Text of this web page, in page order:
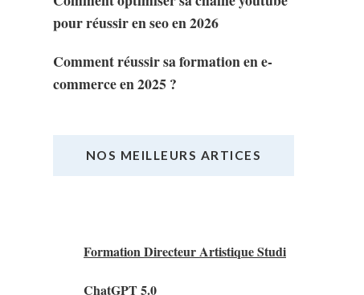
pour réussir en seo en 2026
Comment réussir sa formation en e-
commerce en 2025 ?
NOS MEILLEURS ARTICES
Formation Directeur Artistique Studi
ChatGPT 5.0